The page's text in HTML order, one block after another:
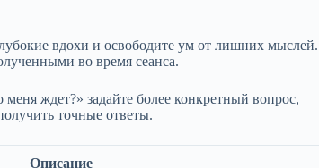
вдохи и освободите ум от лишних мыслей.
во время сеанса.
ждет?» задайте более конкретный вопрос,
точные ответы.
Описание